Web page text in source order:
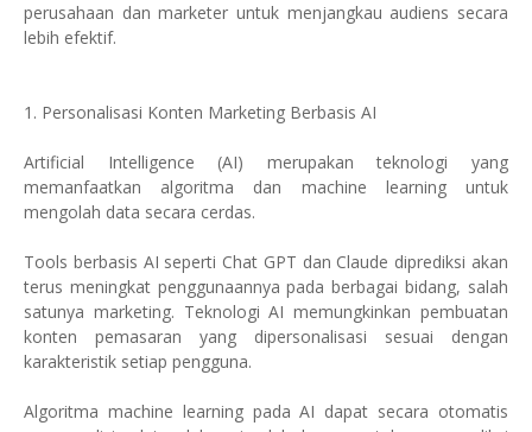
perusahaan dan marketer untuk menjangkau audiens secara
lebih efektif.
1. Personalisasi Konten Marketing Berbasis AI
Artificial Intelligence (AI) merupakan teknologi yang
memanfaatkan algoritma dan machine learning untuk
mengolah data secara cerdas.
Tools berbasis AI seperti Chat GPT dan Claude diprediksi akan
terus meningkat penggunaannya pada berbagai bidang, salah
satunya marketing. Teknologi AI memungkinkan pembuatan
konten pemasaran yang dipersonalisasi sesuai dengan
karakteristik setiap pengguna.
Algoritma machine learning pada AI dapat secara otomatis